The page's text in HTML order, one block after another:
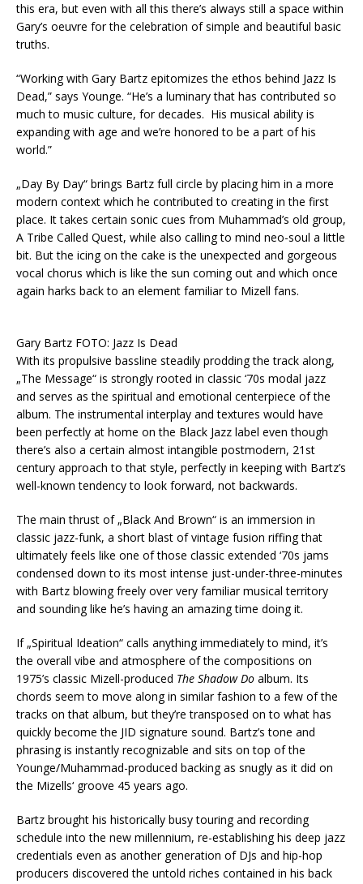
this era, but even with all this there’s always still a space within
Gary’s oeuvre for the celebration of simple and beautiful basic
truths.
“Working with Gary Bartz epitomizes the ethos behind Jazz Is
Dead,” says Younge. “He’s a luminary that has contributed so
much to music culture, for decades. His musical ability is
expanding with age and we’re honored to be a part of his
world.”
„Day By Day“ brings Bartz full circle by placing him in a more
modern context which he contributed to creating in the first
place. It takes certain sonic cues from Muhammad’s old group,
A Tribe Called Quest, while also calling to mind neo-soul a little
bit. But the icing on the cake is the unexpected and gorgeous
vocal chorus which is like the sun coming out and which once
again harks back to an element familiar to Mizell fans.
Gary Bartz FOTO: Jazz Is Dead
With its propulsive bassline steadily prodding the track along,
„The Message“ is strongly rooted in classic ‘70s modal jazz
and serves as the spiritual and emotional centerpiece of the
album. The instrumental interplay and textures would have
been perfectly at home on the Black Jazz label even though
there’s also a certain almost intangible postmodern, 21st
century approach to that style, perfectly in keeping with Bartz’s
well-known tendency to look forward, not backwards.
The main thrust of „Black And Brown“ is an immersion in
classic jazz-funk, a short blast of vintage fusion riffing that
ultimately feels like one of those classic extended ‘70s jams
condensed down to its most intense just-under-three-minutes
with Bartz blowing freely over very familiar musical territory
and sounding like he’s having an amazing time doing it.
If „Spiritual Ideation“ calls anything immediately to mind, it’s
the overall vibe and atmosphere of the compositions on
1975’s classic Mizell-produced The Shadow Do album. Its
chords seem to move along in similar fashion to a few of the
tracks on that album, but they’re transposed on to what has
quickly become the JID signature sound. Bartz’s tone and
phrasing is instantly recognizable and sits on top of the
Younge/Muhammad-produced backing as snugly as it did on
the Mizells‘ groove 45 years ago.
Bartz brought his historically busy touring and recording
schedule into the new millennium, re-establishing his deep jazz
credentials even as another generation of DJs and hip-hop
producers discovered the untold riches contained in his back